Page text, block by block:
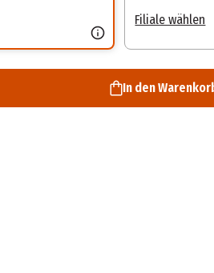
Filiale wählen
In den